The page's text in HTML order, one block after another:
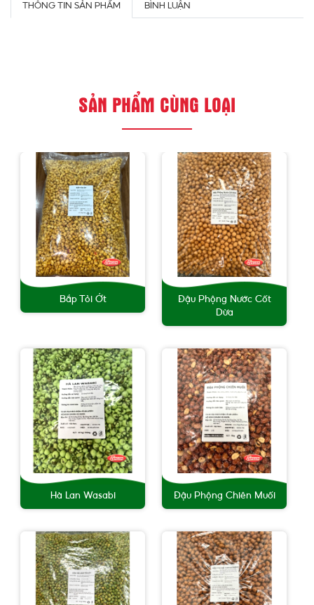
THÔNG TIN SẢN PHẨM BÌNH LUẬN
SẢN PHẨM CÙNG LOẠI
Bắp Tỏi Ớt
Đậu Phộng Nước Cốt
Dừa
Hà Lan Wasabi Đậu Phộng Chiên Muối